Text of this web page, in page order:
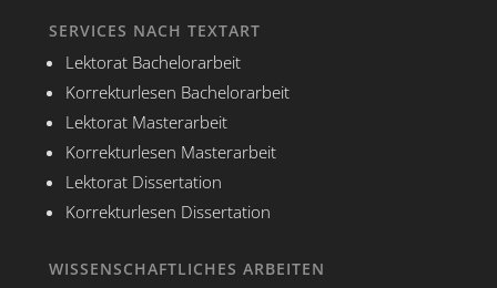
SERVICES NACH TEXTART
Lektorat Bachelorarbeit
Korrekturlesen Bachelorarbeit
Lektorat Masterarbeit
Korrekturlesen Masterarbeit
Lektorat Dissertation
Korrekturlesen Dissertation
WISSENSCHAFTLICHES ARBEITEN